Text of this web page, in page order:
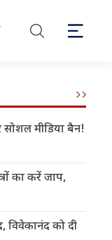
सोशल मीडिया बैन!
का करें जाप,
विवेकानंद को दी